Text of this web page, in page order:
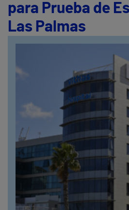
para Prueba de
Las Palmas